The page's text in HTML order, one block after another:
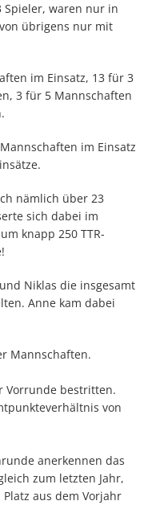
Spieler, waren nur in
übrigens nur mit
im Einsatz, 13 für 3
3 für 5 Mannschaften
im Einsatz
nämlich über 23
sich dabei im
knapp 250 TTR-
Niklas die insgesamt
Anne kam dabei
Mannschaften.
Vorrunde bestritten.
von
anerkennen das
zum letzten Jahr,
aus dem Vorjahr